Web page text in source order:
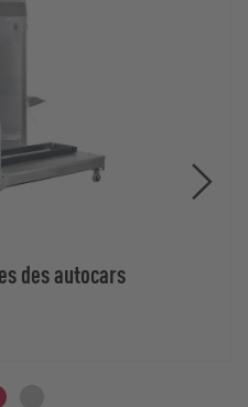
des autocars